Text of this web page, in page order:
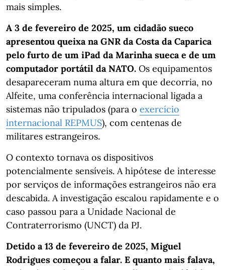
mais simples.
A 3 de fevereiro de 2025, um cidadão sueco
apresentou queixa na GNR da Costa da Caparica
pelo furto de um iPad da Marinha sueca e de um
computador portátil da NATO. Os equipamentos
desapareceram numa altura em que decorria, no
Alfeite, uma conferência internacional ligada a
sistemas não tripulados (para o exercício
internacional REPMUS), com centenas de
militares estrangeiros.
O contexto tornava os dispositivos
potencialmente sensíveis. A hipótese de interesse
por serviços de informações estrangeiros não era
descabida. A investigação escalou rapidamente e o
caso passou para a Unidade Nacional de
Contraterrorismo (UNCT) da PJ.
Detido a 13 de fevereiro de 2025, Miguel
Rodrigues começou a falar. E quanto mais falava,